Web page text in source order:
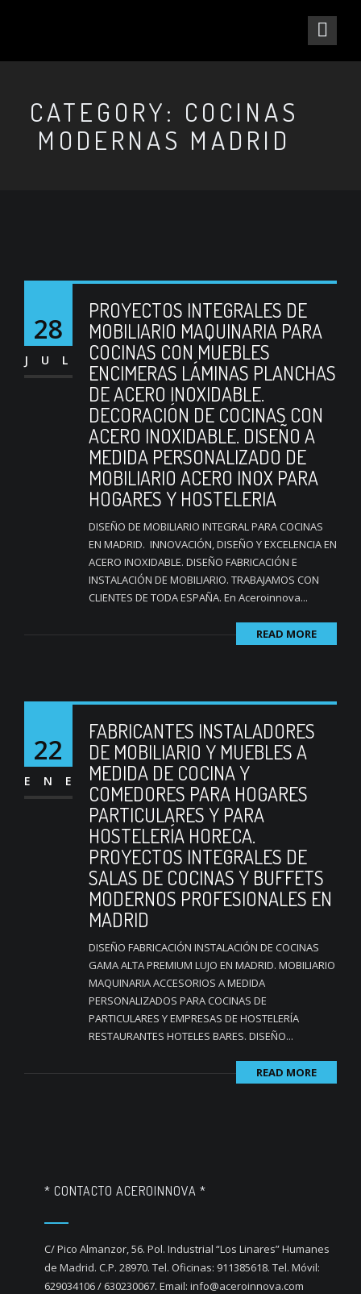
CATEGORY: COCINAS
MODERNAS MADRID
28
JUL
PROYECTOS INTEGRALES DE
MOBILIARIO MAQUINARIA PARA
COCINAS CON MUEBLES
ENCIMERAS LÁMINAS PLANCHAS
DE ACERO INOXIDABLE.
DECORACIÓN DE COCINAS CON
ACERO INOXIDABLE. DISEÑO A
MEDIDA PERSONALIZADO DE
MOBILIARIO ACERO INOX PARA
HOGARES Y HOSTELERIA
DISEÑO DE MOBILIARIO INTEGRAL PARA COCINAS
EN MADRID. INNOVACIÓN, DISEÑO Y EXCELENCIA EN
ACERO INOXIDABLE. DISEÑO FABRICACIÓN E
INSTALACIÓN DE MOBILIARIO. TRABAJAMOS CON
CLIENTES DE TODA ESPAÑA. En Aceroinnova...
READ MORE
22
ENE
FABRICANTES INSTALADORES
DE MOBILIARIO Y MUEBLES A
MEDIDA DE COCINA Y
COMEDORES PARA HOGARES
PARTICULARES Y PARA
HOSTELERÍA HORECA.
PROYECTOS INTEGRALES DE
SALAS DE COCINAS Y BUFFETS
MODERNOS PROFESIONALES EN
MADRID
DISEÑO FABRICACIÓN INSTALACIÓN DE COCINAS
GAMA ALTA PREMIUM LUJO EN MADRID. MOBILIARIO
MAQUINARIA ACCESORIOS A MEDIDA
PERSONALIZADOS PARA COCINAS DE
PARTICULARES Y EMPRESAS DE HOSTELERÍA
RESTAURANTES HOTELES BARES. DISEÑO...
READ MORE
* CONTACTO ACEROINNOVA *
C/ Pico Almanzor, 56. Pol. Industrial “Los Linares” Humanes
de Madrid. C.P. 28970. Tel. Oficinas: 911385618. Tel. Móvil:
629034106 / 630230067. Email: info@aceroinnova.com